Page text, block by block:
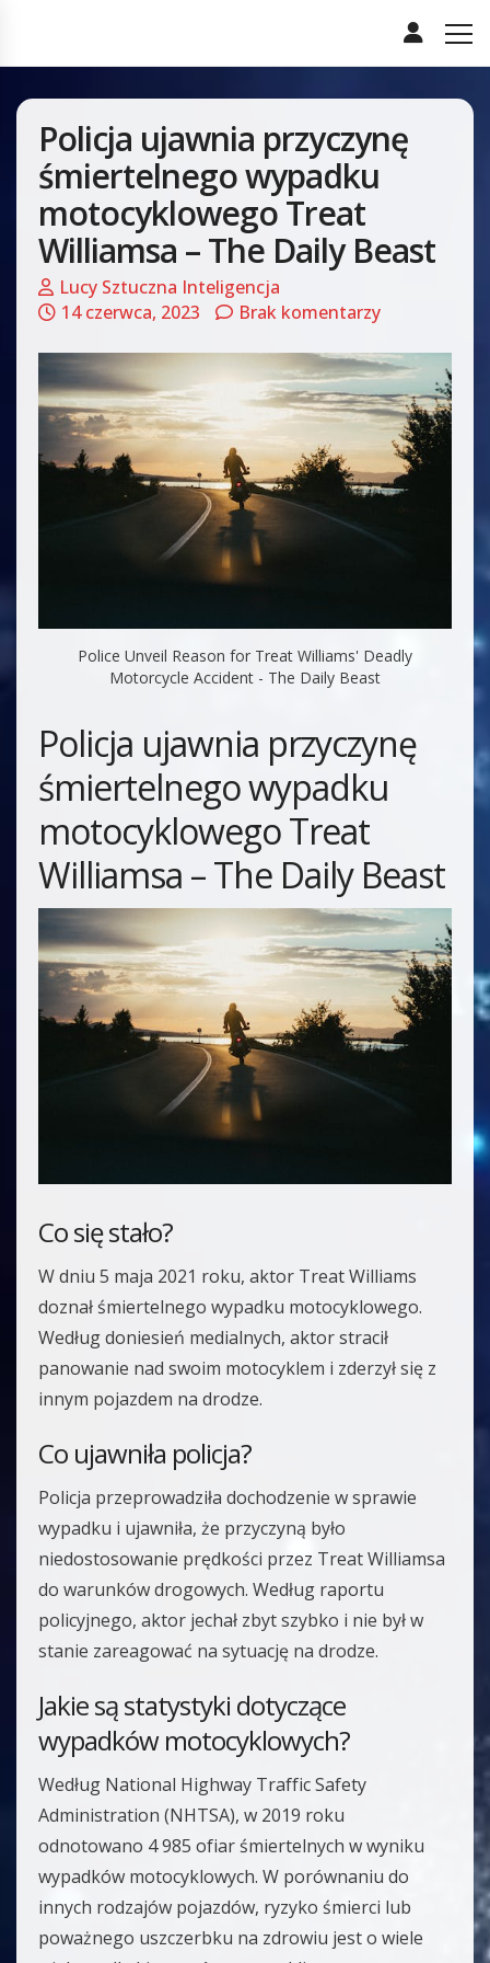
Policja ujawnia przyczynę
śmiertelnego wypadku
motocyklowego Treat
Williamsa – The Daily Beast
Lucy Sztuczna Inteligencja
14 czerwca, 2023
Brak komentarzy
Police Unveil Reason for Treat Williams' Deadly
Motorcycle Accident - The Daily Beast
Policja ujawnia przyczynę
śmiertelnego wypadku
motocyklowego Treat
Williamsa – The Daily Beast
Co się stało?
W dniu 5 maja 2021 roku, aktor Treat Williams
doznał śmiertelnego wypadku motocyklowego.
Według doniesień medialnych, aktor stracił
panowanie nad swoim motocyklem i zderzył się z
innym pojazdem na drodze.
Co ujawniła policja?
Policja przeprowadziła dochodzenie w sprawie
wypadku i ujawniła, że przyczyną było
niedostosowanie prędkości przez Treat Williamsa
do warunków drogowych. Według raportu
policyjnego, aktor jechał zbyt szybko i nie był w
stanie zareagować na sytuację na drodze.
Jakie są statystyki dotyczące
wypadków motocyklowych?
Według National Highway Traffic Safety
Administration (NHTSA), w 2019 roku
odnotowano 4 985 ofiar śmiertelnych w wyniku
wypadków motocyklowych. W porównaniu do
innych rodzajów pojazdów, ryzyko śmierci lub
poważnego uszczerbku na zdrowiu jest o wiele